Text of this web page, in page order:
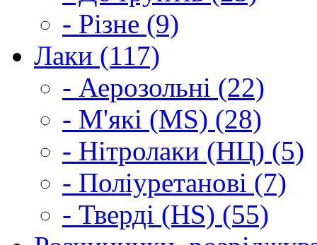
- Різне (9)
Лаки (117)
- Аерозольні (22)
- М'які (MS) (28)
- Нітролаки (НЦ) (5)
- Поліуретанові (7)
- Тверді (HS) (55)